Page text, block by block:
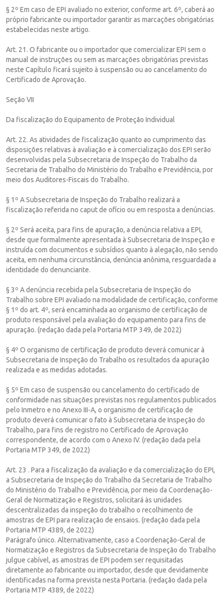
§ 2º Em caso de EPI avaliado no exterior, conforme art. 6º, caberá ao
próprio fabricante ou importador garantir as marcações obrigatórias
estabelecidas neste artigo.
Art. 21. O fabricante ou o importador que comercializar EPI sem o
manual de instruções ou sem as marcações obrigatórias previstas
neste Capítulo ficará sujeito à suspensão ou ao cancelamento do
Certificado de Aprovação.
Seção VII
Da fiscalização do Equipamento de Proteção Individual
Art. 22. As atividades de fiscalização quanto ao cumprimento das
disposições relativas à avaliação e à comercialização dos EPI serão
desenvolvidas pela Subsecretaria de Inspeção do Trabalho da
Secretaria de Trabalho do Ministério do Trabalho e Previdência, por
meio dos Auditores-Fiscais do Trabalho.
§ 1º A Subsecretaria de Inspeção do Trabalho realizará a
fiscalização referida no caput de ofício ou em resposta a denúncias.
§ 2º Será aceita, para fins de apuração, a denúncia relativa a EPI,
desde que formalmente apresentada à Subsecretaria de Inspeção e
instruída com documentos e subsídios quanto à alegação, não sendo
aceita, em nenhuma circunstância, denúncia anônima, resguardada a
identidade do denunciante.
§ 3º A denúncia recebida pela Subsecretaria de Inspeção do
Trabalho sobre EPI avaliado na modalidade de certificação, conforme
§ 1º do art. 4º, será encaminhada ao organismo de certificação de
produto responsável pela avaliação do equipamento para fins de
apuração. (redação dada pela Portaria MTP 349, de 2022)
§ 4º O organismo de certificação de produto deverá comunicar à
Subsecretaria de Inspeção do Trabalho os resultados da apuração
realizada e as medidas adotadas.
§ 5º Em caso de suspensão ou cancelamento do certificado de
conformidade nas situações previstas nos regulamentos publicados
pelo Inmetro e no Anexo III-A, o organismo de certificação de
produto deverá comunicar o fato à Subsecretaria de Inspeção do
Trabalho, para fins de registro no Certificado de Aprovação
correspondente, de acordo com o Anexo IV. (redação dada pela
Portaria MTP 349, de 2022)
Art. 23 . Para a fiscalização da avaliação e da comercialização do EPI,
a Subsecretaria de Inspeção do Trabalho da Secretaria de Trabalho
do Ministério do Trabalho e Previdência, por meio da Coordenação-
Geral de Normatização e Registros, solicitará às unidades
descentralizadas da inspeção do trabalho o recolhimento de
amostras de EPI para realização de ensaios. (redação dada pela
Portaria MTP 4389, de 2022)
Parágrafo único. Alternativamente, caso a Coordenação-Geral de
Normatização e Registros da Subsecretaria de Inspeção do Trabalho
julgue cabível, as amostras de EPI podem ser requisitadas
diretamente ao fabricante ou importador, desde que devidamente
identificadas na forma prevista nesta Portaria. (redação dada pela
Portaria MTP 4389, de 2022)